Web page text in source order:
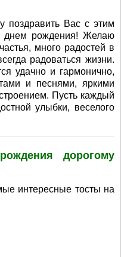
поздравить Вас с этим
днем рождения! Желаю
много радостей в
радоваться жизни.
удачно и гармонично,
и песнями, яркими
Пусть каждый
улыбки, веселого
дорогому
интересные тосты на